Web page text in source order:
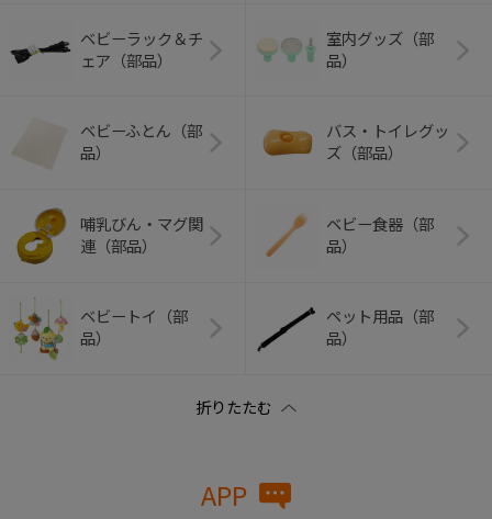
ベビーラック＆チ
ェア（部品）
室内グッズ（部
品）
ベビーふとん（部
品）
バス・トイレグッ
ズ（部品）
哺乳びん・マグ関
連（部品）
ベビー食器（部
品）
ベビートイ（部
品）
ペット用品（部
品）
APP